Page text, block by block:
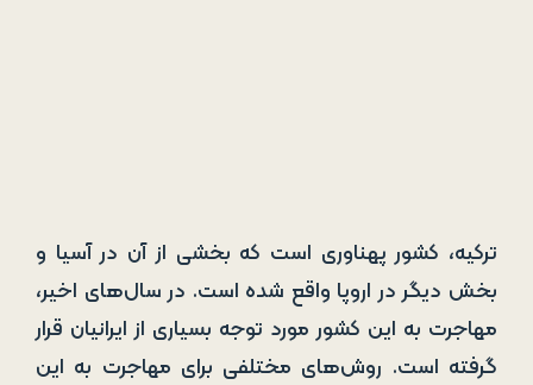
ترکیه، کشور پهناوری است که بخشی از آن در آسیا و
بخش دیگر در اروپا واقع شده است. در سال‌های اخیر،
مهاجرت به این کشور مورد توجه بسیاری از ایرانیان قرار
گرفته است. روش‌های مختلفی برای مهاجرت به این